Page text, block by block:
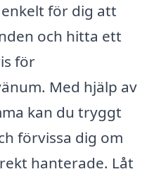
för dig att
och hitta ett
för
Med hjälp av
kan du tryggt
förvissa dig om
hanterade. Låt